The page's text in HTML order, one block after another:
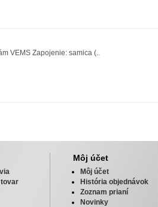
VEMS Zapojenie: samica (..
Môj účet
Môj účet
História objednávok
Zoznam prianí
Novinky